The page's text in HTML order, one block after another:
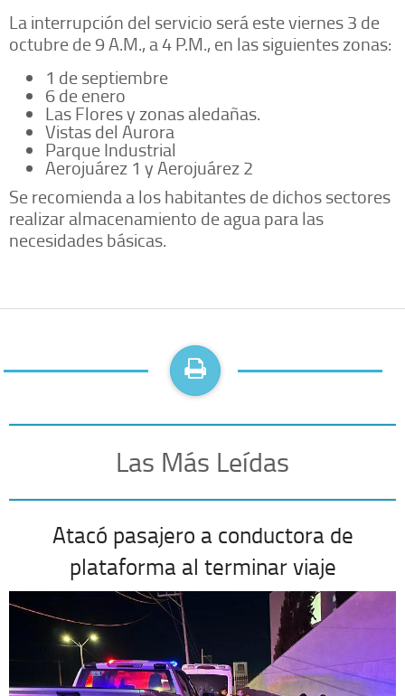
La interrupción del servicio será este viernes 3 de
octubre de 9 A.M., a 4 P.M., en las siguientes zonas:
1 de septiembre
6 de enero
Las Flores y zonas aledañas.
Vistas del Aurora
Parque Industrial
Aerojuárez 1 y Aerojuárez 2
Se recomienda a los habitantes de dichos sectores
realizar almacenamiento de agua para las
necesidades básicas.
Las Más Leídas
Atacó pasajero a conductora de
plataforma al terminar viaje